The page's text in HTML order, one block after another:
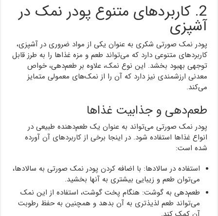
2. کاربردهای متنوع پودر نمک در
آشپزی
پودر نمک صورتی شکری به عنوان یکی از مواد ضروری در آشپزی،
کاربردهای متنوعی دارد که می‌تواند طعم و مزه غذاها را به طرز قابل
توجهی بهبود بخشد. این نوع نمک، علاوه بر طعم‌دهی، خواص
معدنی ارزشمندی نیز دارد که آن را از نمک‌های معمولی متمایز
می‌کند.
طعم‌دهی و جذابیت غذاها
پودر نمک صورتی می‌تواند به عنوان یک طعم‌دهنده طبیعی در
انواع غذاها استفاده شود. در اینجا برخی از کاربردهای آن آورده
شده است:
استفاده در سالادها: با اضافه کردن پودر نمک صورتی به سالادها،
می‌توان طعم و زیبایی بیشتری به آنها بخشید.
طعم‌دهی به گوشت: هنگام پخت گوشت، استفاده از این نمک
می‌تواند طعم لذیذتری به آن بدهد و همچنین به حفظ رطوبت